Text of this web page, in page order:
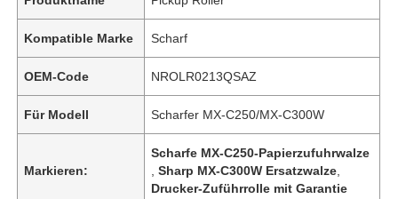
Kompatible Marke Scharf
OEM-Code NROLR0213QSAZ
Für Modell Scharfer MX-C250/MX-C300W
Markieren:
Scharfe MX-C250-Papierzufuhrwalze
,Sharp MX-C300W Ersatzwalze
Drucker-Zuführrolle mit Garantie